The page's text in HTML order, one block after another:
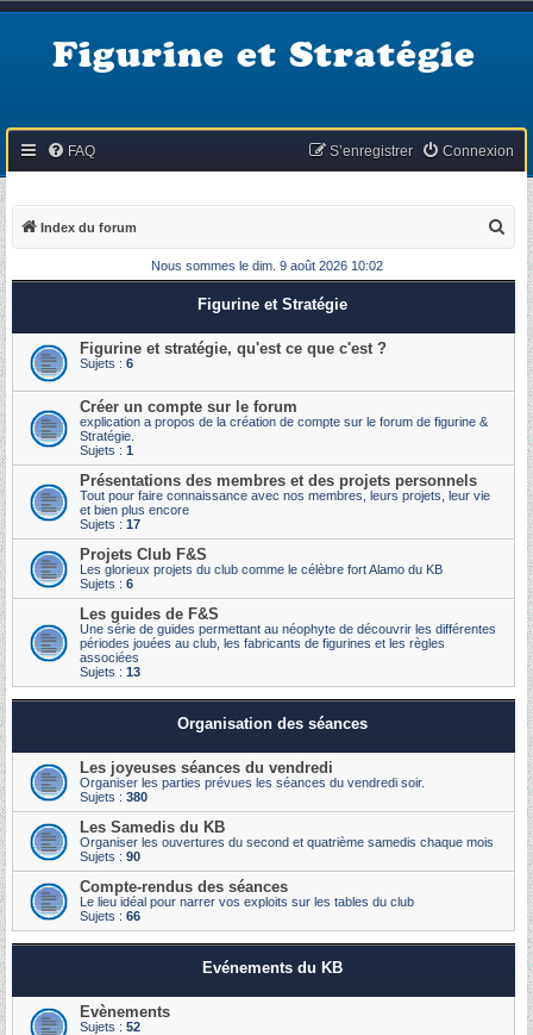
Figurine et Stratégie
FAQ Connexion
S’enregistrer
Index du forum
c
Nous sommes le dim. 9 août 2026 10:02
Figurine et Stratégie
Figurine et stratégie, qu'est ce que c'est ?
Sujets : 6
Créer un compte sur le forum
explication a propos de la création de compte sur le forum de figurine &
Stratégie.
Sujets : 1
Présentations des membres et des projets personnels
Tout pour faire connaissance avec nos membres, leurs projets, leur vie
et bien plus encore
Sujets : 17
Projets Club F&S
Les glorieux projets du club comme le célèbre fort Alamo du KB
Sujets : 6
Les guides de F&S
Une série de guides permettant au néophyte de découvrir les différentes
périodes jouées au club, les fabricants de figurines et les règles
associées
Sujets : 13
Organisation des séances
Les joyeuses séances du vendredi
Organiser les parties prévues les séances du vendredi soir.
Sujets : 380
Les Samedis du KB
Organiser les ouvertures du second et quatrième samedis chaque mois
Sujets : 90
Compte-rendus des séances
Le lieu idéal pour narrer vos exploits sur les tables du club
Sujets : 66
Evénements du KB
Evènements
Sujets : 52